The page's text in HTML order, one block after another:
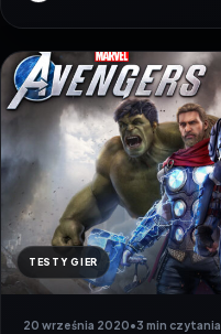
TESTY GIER
20 września 2020•3 min czytania